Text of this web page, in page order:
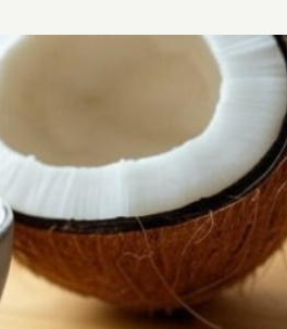
les régimes à faible index